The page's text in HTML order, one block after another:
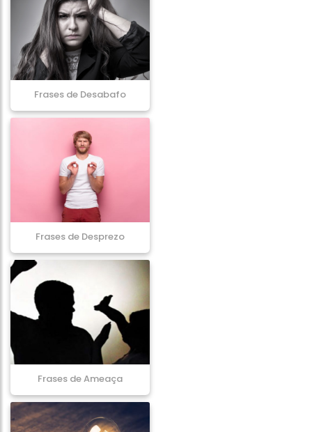
Frases de Desabafo
Frases de Desprezo
Frases de Ameaça